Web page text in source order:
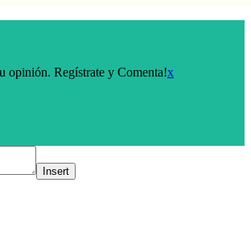
opinión. Regístrate y Comenta!x
Insert